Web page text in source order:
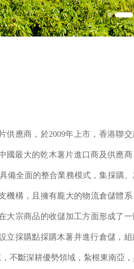
供應商，於2009年上市，香港聯
國最大的乾木薯片進口商及供應商
備全面的整合業務模式，集採購
機構，且擁有龐大的物流倉儲體系
大宗商品的收儲加工方面形成了一
立採購點採購木薯并進行倉儲，組
不斷深耕優勢領域，紮根東南亞